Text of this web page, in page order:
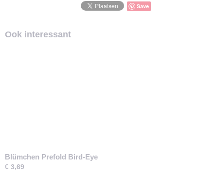
Save
Ook interessant
Blümchen Prefold Bird-Eye
€ 3,69